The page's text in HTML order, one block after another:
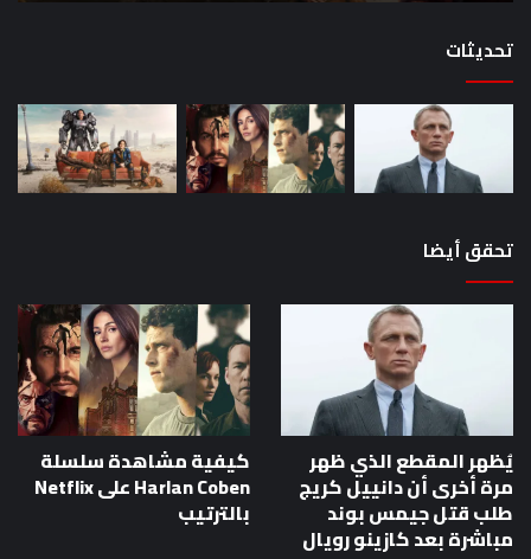
تحديثات
تحقق أيضا
يُظهر المقطع الذي ظهر
مرة أخرى أن دانييل كريج
طلب قتل جيمس بوند
مباشرة بعد كازينو رويال
كيفية مشاهدة سلسلة
Harlan Coben على Netflix
بالترتيب